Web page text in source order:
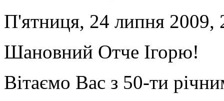
П'ятниця, 24 липня 2009,
Шановний Отче Ігорю!
Вітаємо Вас з 50-ти